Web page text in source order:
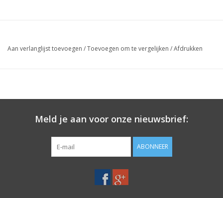
Aan verlanglijst toevoegen /Toevoegen om te vergelijken /Afdrukken
Meld je aan voor onze nieuwsbrief:
ABONNEER